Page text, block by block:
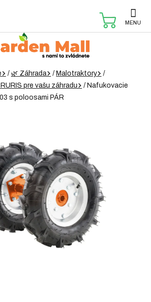
/ 🌿 Záhrada / Malotraktory
/
pre vašu záhradu
/ Nafukovacie
s poloosami PÁR